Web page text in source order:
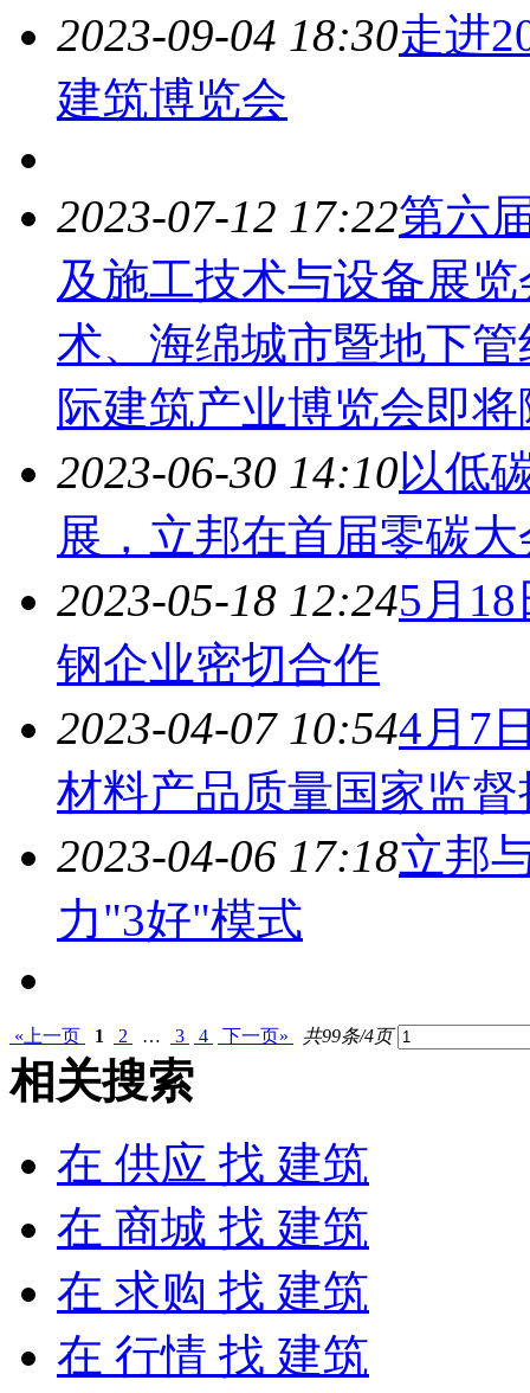
2023-09-04 18:30走进
建筑博览会
2023-07-12 17:22第六
及施工技术与设备展
术、海绵城市暨地下
际建筑产业博览会即
2023-06-30 14:10以低
展，立邦在首届零碳
2023-05-18 12:245月
钢企业密切合作
2023-04-07 10:544月7
材料产品质量国家监
2023-04-06 17:18立邦
力"3好"模式
«上一页 1 2 … 3 4 下一页» 共99条/4页
相关搜索
在 供应 找 建筑
在 商城 找 建筑
在 求购 找 建筑
在 行情 找 建筑